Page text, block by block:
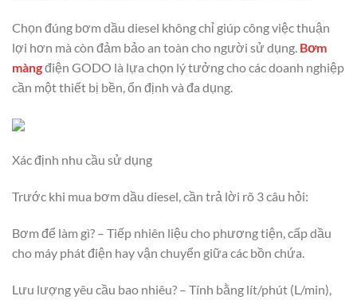
Chọn đúng bơm dầu diesel không chỉ giúp công việc thuận
lợi hơn mà còn đảm bảo an toàn cho người sử dụng. Bơm
màngđiện GODO là lựa chọn lý tưởng cho các doanh nghiệp
cần một thiết bị bền, ổn định và đa dụng.
Xác định nhu cầu sử dụng
Trước khi mua bơm dầu diesel, cần trả lời rõ 3 câu hỏi:
Bơm để làm gì? – Tiếp nhiên liệu cho phương tiện, cấp dầu
cho máy phát điện hay vận chuyển giữa các bồn chứa.
Lưu lượng yêu cầu bao nhiêu? – Tính bằng lít/phút (L/min),